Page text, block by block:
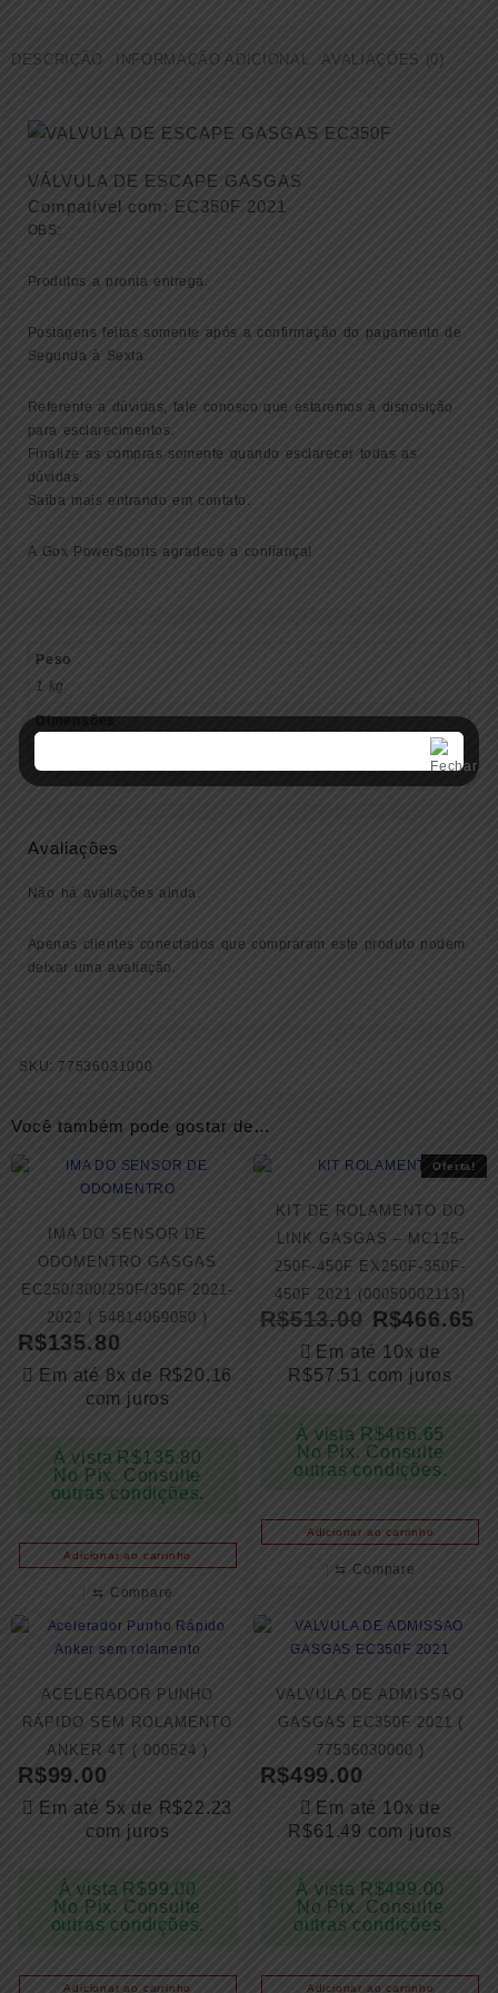
EC350F
77536031000
quantidade
DESCRIÇÃO INFORMAÇÃO ADICIONAL AVALIAÇÕES (0)
VÁLVULA DE ESCAPE GASGAS
Compatível com: EC350F 2021
OBS:
Produtos a pronta entrega.
Postagens feitas somente após a confirmação do pagamento de
Segunda à Sexta.
Referente a dúvidas, fale conosco que estaremos à disposição
para esclarecimentos.
Finalize as compras somente quando esclarecer todas as
dúvidas.
Saiba mais entrando em contato.
A Gox PowerSports agradece a confiança!
Peso
1 kg
Dimensões
Avaliações
Não há avaliações ainda.
Apenas clientes conectados que compraram este produto podem
deixar uma avaliação.
SKU: 77536031000
Você também pode gostar de…
IMA DO SENSOR DE
ODOMENTRO GASGAS
EC250/300/250F/350F 2021-
2022 ( 54814069050 )
R$135.80
Em até 8x de R$20.16
com juros
À vista R$135.80
No Pix. Consulte
outras condições.
Adicionar ao carrinho
⇆ Compare
Oferta!
KIT DE ROLAMENTO DO
LINK GASGAS – MC125-
250F-450F EX250F-350F-
450F 2021 (00050002113)
R$513.00 R$466.65
Em até 10x de
R$57.51 com juros
À vista R$466.65
No Pix. Consulte
outras condições.
Adicionar ao carrinho
⇆ Compare
ACELERADOR PUNHO
RÁPIDO SEM ROLAMENTO
ANKER 4T ( 000524 )
R$99.00
Em até 5x de R$22.23
com juros
À vista R$99.00
No Pix. Consulte
outras condições.
Adicionar ao carrinho
VALVULA DE ADMISSAO
GASGAS EC350F 2021 (
77536030000 )
R$499.00
Em até 10x de
R$61.49 com juros
À vista R$499.00
No Pix. Consulte
outras condições.
Adicionar ao carrinho